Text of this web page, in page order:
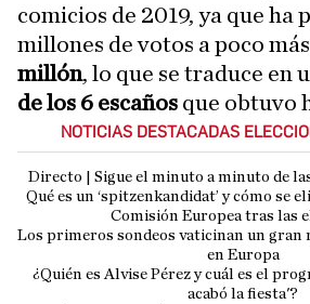
comicios de 2019, ya que ha
millones de votos a poco
millón, lo que se traduce en
de los 6 escaños que obtuvo
NOTICIAS DESTACADAS
Directo | Sigue el minuto a minuto de
Qué es un ‘spitzenkandidat’ y cómo se
Comisión Europea tras las
Los primeros sondeos vaticinan un gran
en Europa
¿Quién es Alvise Pérez y cuál es el
acabó la fiesta'?